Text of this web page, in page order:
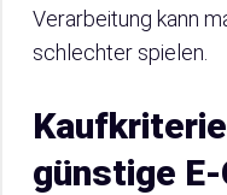
Verarbeitung kann
schlechter spielen.
günstige